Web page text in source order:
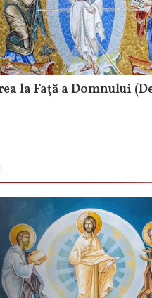
la Faţă a Domnului